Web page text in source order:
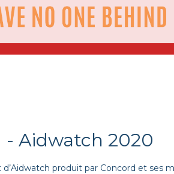
- Aidwatch 2020
d’Aidwatch produit par Concord et ses